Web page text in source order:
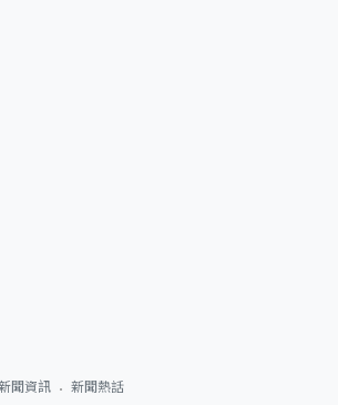
聞資訊 新聞熱話